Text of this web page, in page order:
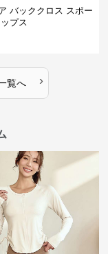
バッククロス スポー
プス
覧へ ›